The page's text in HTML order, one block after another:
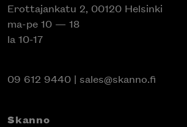
Erottajankatu 2, 00120 Helsinki
ma-pe 10 — 18
la 10-17
09 612 9440 | sales@skanno.fi
Skanno